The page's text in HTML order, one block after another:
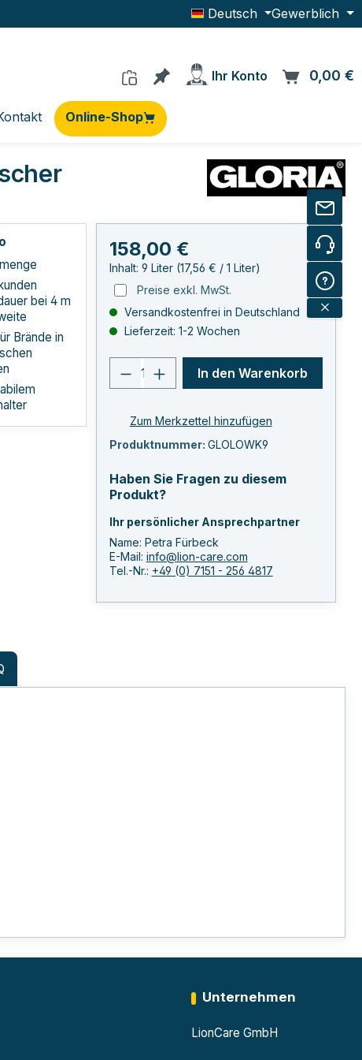
Deutsch Gewerblich
Du hast 0 Produkte auf dem
Ihr Konto 0,00 €
Online-Shop
bei 4 m
Brände in
Regulärer Preis:
158,00 €
Inhalt: 9 Liter (17,56 € / 1 Liter)
Preise exkl. MwSt.
Versandkostenfrei in Deutschland
Lieferzeit: 1-2 Wochen
Produkt Anzahl: Gib den
In den Warenkorb
Zum Merkzettel hinzufügen
Produktnummer: GLOLOWK9
Haben Sie Fragen zu diesem
Produkt?
Ihr persönlicher Ansprechpartner
Name: Petra Fürbeck
E-Mail: info@lion-care.com
Tel.-Nr.: +49 (0) 7151 - 256 4817
Unternehmen
LionCare GmbH